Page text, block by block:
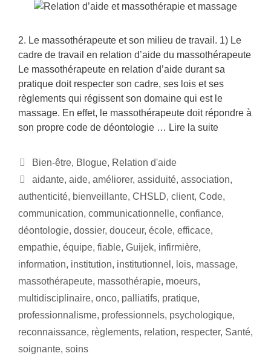
2. Le massothérapeute et son milieu de travail. 1) Le
cadre de travail en relation d’aide du massothérapeute
Le massothérapeute en relation d’aide durant sa
pratique doit respecter son cadre, ses lois et ses
règlements qui régissent son domaine qui est le
massage. En effet, le massothérapeute doit répondre à
son propre code de déontologie … Lire la suite
Bien-être, Blogue, Relation d'aide
aidante, aide, améliorer, assiduité, association,
authenticité, bienveillante, CHSLD, client, Code,
communication, communicationnelle, confiance,
déontologie, dossier, douceur, école, efficace,
empathie, équipe, fiable, Guijek, infirmière,
information, institution, institutionnel , lois, massage,
massothérapeute, massothérapie, moeurs,
multidisciplinaire, onco, palliatifs, pratique,
professionnalisme, professionnels, psychologique,
reconnaissance, règlements, relation, respecter, Santé,
soignante, soins